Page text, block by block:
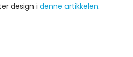
design i denne artikkelen.